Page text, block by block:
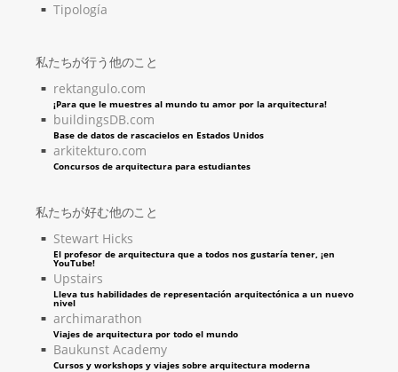
Tipología
私たちが行う他のこと
rektangulo.com
¡Para que le muestres al mundo tu amor por la arquitectura!
buildingsDB.com
Base de datos de rascacielos en Estados Unidos
arkitekturo.com
Concursos de arquitectura para estudiantes
私たちが好む他のこと
Stewart Hicks
El profesor de arquitectura que a todos nos gustaría tener, ¡en
YouTube!
Upstairs
Lleva tus habilidades de representación arquitectónica a un nuevo
nivel
archimarathon
Viajes de arquitectura por todo el mundo
Baukunst Academy
Cursos y workshops y viajes sobre arquitectura moderna